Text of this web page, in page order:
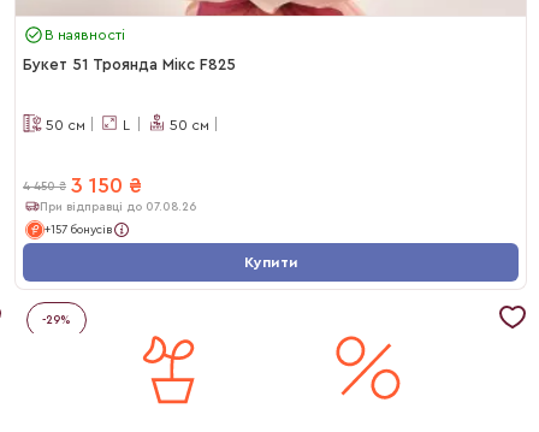
В наявності
Букет 51 Троянда Мікс F825
50 см L 50 см
4 450 ₴ 3 150 ₴
При відправці до 07.08.26
+157 бонусів
Купити
-29%